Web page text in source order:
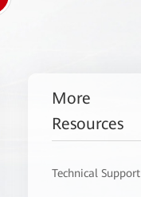
More
Resources
Technical Support